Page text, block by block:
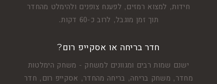
חידות, למצוא רמזים, לפענח צופנים ולהימלט מהחדר
תוך זמן מוגבל, לרוב כ-60 דקות.
חדר בריחה או אסקייפ רום?
ישנם שמות רבים ומגוונים למשחק - משחק הימלטות
מחדר, משחק בריחה, בריחה מהחדר, אסקייפ רום, חדר